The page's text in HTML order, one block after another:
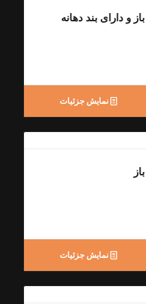
و دارای بند دهانه
نمایش جزئیات
نمایش جزئیات